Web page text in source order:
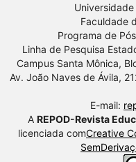
Faculdade
Programa de
Linha de Pesquisa
Campus Santa Mônica,
Av. João Naves de Ávila,
E-mail:
A REPOD-Revista
licenciada comCreative